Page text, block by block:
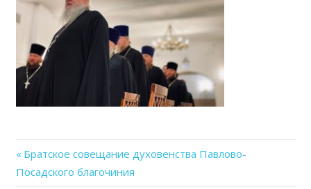
Навигация
Previous
Post:
Братское совещание духовенства Павлово-
Посадского благочиния